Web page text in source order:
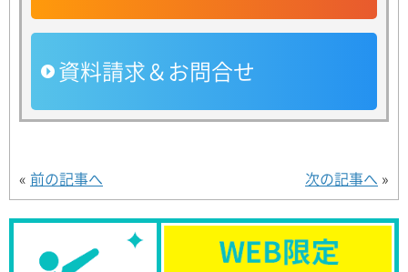
資料請求＆お問合せ
« 前の記事へ 次の記事へ »